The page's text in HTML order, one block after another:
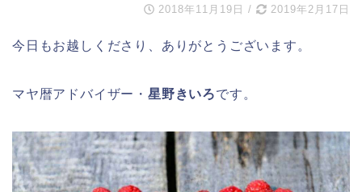
2018年11月19日 / 2019年2月17日
今日もお越しくださり、ありがとうございます。
マヤ暦アドバイザー・ 星野きいろです。